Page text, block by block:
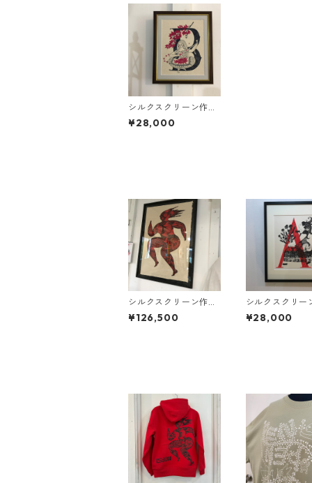
シルクスクリーン作品
/ Alphabet story B :
ブーゲンビリアをつな
¥28,000
シルクスクリーン作品
/ 進めわたしの命
¥126,500
シルクスクリー
/ Alphabet
zami
¥28,000